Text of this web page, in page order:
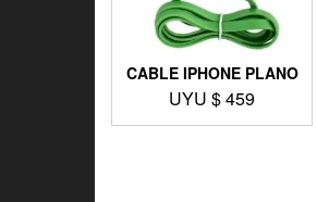
CABLE IPHONE PLANO
UYU $459